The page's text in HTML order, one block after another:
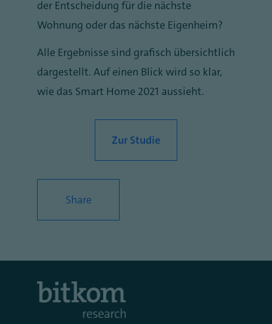
der Entscheidung für die nächste
Wohnung oder das nächste Eigenheim?
Alle Ergebnisse sind grafisch übersichtlich
dargestellt. Auf einen Blick wird so klar,
wie das Smart Home 2021 aussieht.
Zur Studie
Share